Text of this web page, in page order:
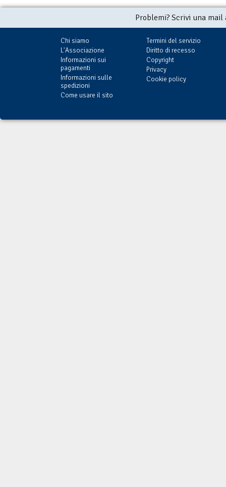
Problemi? Scrivi una
Chi siamo
L'Associazione
Informazioni sui
pagamenti
Informazioni sulle
spedizioni
Come usare il sito
Termini del servizio
Diritto di recesso
Copyright
Privacy
Cookie policy